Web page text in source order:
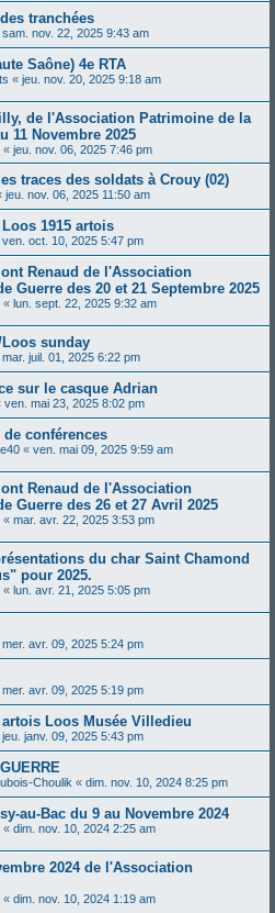
tranchées
sam. nov. 22, 2025 9:43 am
Saône) 4e RTA
« jeu. nov. 20, 2025 9:18 am
de l'Association Patrimoine de la
11 Novembre 2025
« jeu. nov. 06, 2025 7:46 pm
traces des soldats à Crouy (02)
jeu. nov. 06, 2025 11:50 am
1915 artois
ven. oct. 10, 2025 5:47 pm
Renaud de l'Association
Guerre des 20 et 21 Septembre 2025
« lun. sept. 22, 2025 9:32 am
sunday
mar. juil. 01, 2025 6:22 pm
sur le casque Adrian
ven. mai 23, 2025 8:02 pm
de conférences
« ven. mai 09, 2025 9:59 am
Renaud de l'Association
Guerre des 26 et 27 Avril 2025
« mar. avr. 22, 2025 3:53 pm
du char Saint Chamond
pour 2025.
« lun. avr. 21, 2025 5:05 pm
mer. avr. 09, 2025 5:24 pm
mer. avr. 09, 2025 5:19 pm
Loos Musée Villedieu
jeu. janv. 09, 2025 5:43 pm
Choulik « dim. nov. 10, 2024 8:25 pm
au-Bac du 9 au Novembre 2024
« dim. nov. 10, 2024 2:25 am
2024 de l'Association
« dim. nov. 10, 2024 1:19 am